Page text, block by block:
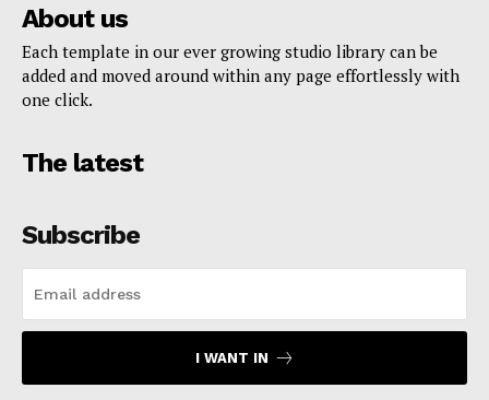
About us
Each template in our ever growing studio library can be
added and moved around within any page effortlessly with
one click.
The latest
Subscribe
I WANT IN